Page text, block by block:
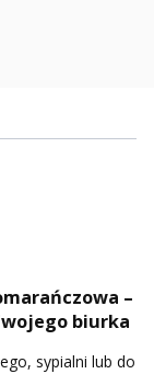
–
biurka
sypialni lub do